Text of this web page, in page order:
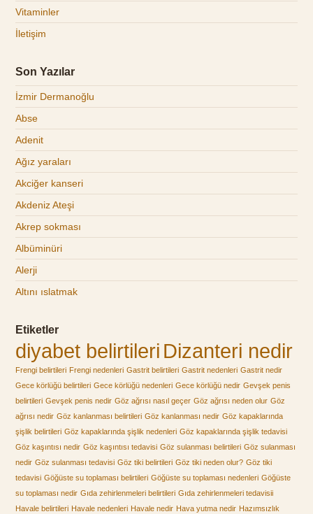
Vitaminler
İletişim
Son Yazılar
İzmir Dermanoğlu
Abse
Adenit
Ağız yaraları
Akciğer kanseri
Akdeniz Ateşi
Akrep sokması
Albüminüri
Alerji
Altını ıslatmak
Etiketler
diyabet belirtileri Dizanteri nedir
Frengi belirtileri Frengi nedenleri Gastrit belirtileri Gastrit nedenleri Gastrit nedir
Gece körlüğü belirtileri Gece körlüğü nedenleri Gece körlüğü nedir Gevşek penis
belirtileri Gevşek penis nedir Göz ağrısı nasıl geçer Göz ağrısı neden olur Göz
ağrısı nedir Göz kanlanması belirtileri Göz kanlanması nedir Göz kapaklarında
şişlik belirtileri Göz kapaklarında şişlik nedenleri Göz kapaklarında şişlik tedavisi
Göz kaşıntısı nedir Göz kaşıntısı tedavisi Göz sulanması belirtileri Göz sulanması
nedir Göz sulanması tedavisi Göz tiki belirtileri Göz tiki neden olur? Göz tiki
tedavisi Göğüste su toplaması belirtileri Göğüste su toplaması nedenleri Göğüste
su toplaması nedir Gıda zehirlenmeleri belirtileri Gıda zehirlenmeleri tedavisii
Havale belirtileri Havale nedenleri Havale nedir Hava yutma nedir Hazımsızlık